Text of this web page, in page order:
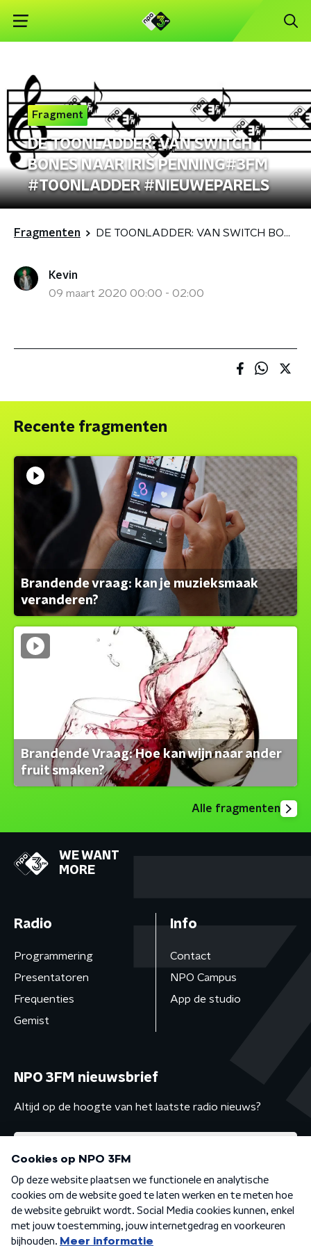
Fragment
DE TOONLADDER: VAN SWITCH
BONES NAAR IRIS PENNING#3FM
#TOONLADDER #NIEUWEPARELS
Fragmenten DE TOONLADDER: VAN SWITCH BONES NAAR IRIS PENNING#3FM #TOONLADDER #NIEUWEPARELS
Kevin
09 maart 2020 00:00 - 02:00
Recente fragmenten
Brandende vraag: kan je muzieksmaak
veranderen?
Brandende Vraag: Hoe kan wijn naar ander
fruit smaken?
Alle fragmenten
WE WANT
MORE
Radio
Programmering
Presentatoren
Frequenties
Gemist
Info
Contact
NPO Campus
App de studio
NPO 3FM nieuwsbrief
Altijd op de hoogte van het laatste radio nieuws?
Algemene voorwaarden Privacybeleid